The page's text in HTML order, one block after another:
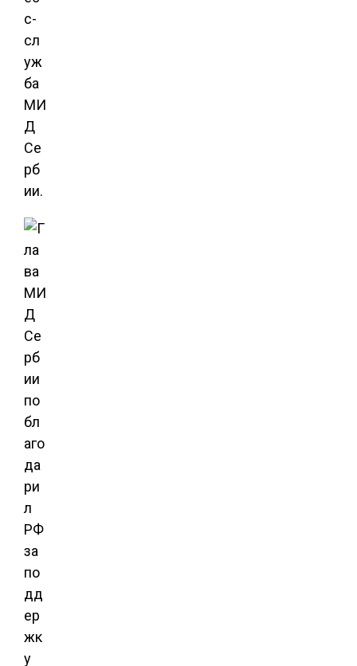
с-
сл
уж
ба
МИ
Д
Се
рб
ии.